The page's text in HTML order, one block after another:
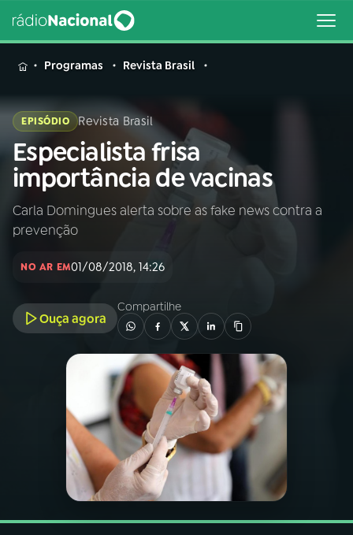
MENU
Buscar
na
Rádio
Nacional
Buscar
PROGRAMAÇÃO
PROGRAMAS
PODCASTS
Programas Revista Brasil
EPISÓDIO Revista Brasil
Especialista frisa
importância de vacinas
Carla Domingues alerta sobre as fake news contra a
prevenção
NO AR EM01/08/2018, 14:26
Ouça agora
Compartilhe